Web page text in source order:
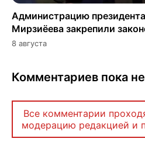
Администрацию
Мирзиёева закрепили
8 августа
Комментариев пока
Все комментарии
модерацию редакцией и